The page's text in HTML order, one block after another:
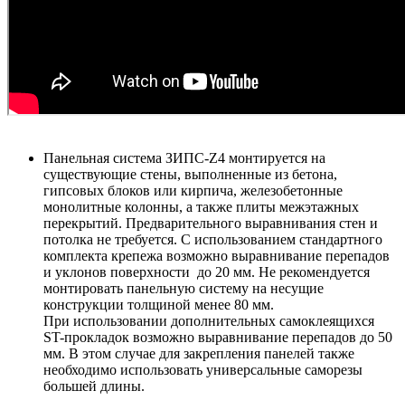
Панельная система ЗИПС-Z4 монтируется на
существующие стены, выполненные из бетона,
гипсовых блоков или кирпича, железобетонные
монолитные колонны, а также плиты межэтажных
перекрытий. Предварительного выравнивания стен и
потолка не требуется. С использованием стандартного
комплекта крепежа возможно выравнивание перепадов
и уклонов поверхности до 20 мм. Не рекомендуется
монтировать панельную систему на несущие
конструкции толщиной менее 80 мм.
При использовании дополнительных самоклеящихся
ST-прокладок возможно выравнивание перепадов до 50
мм. В этом случае для закрепления панелей также
необходимо использовать универсальные саморезы
большей длины.